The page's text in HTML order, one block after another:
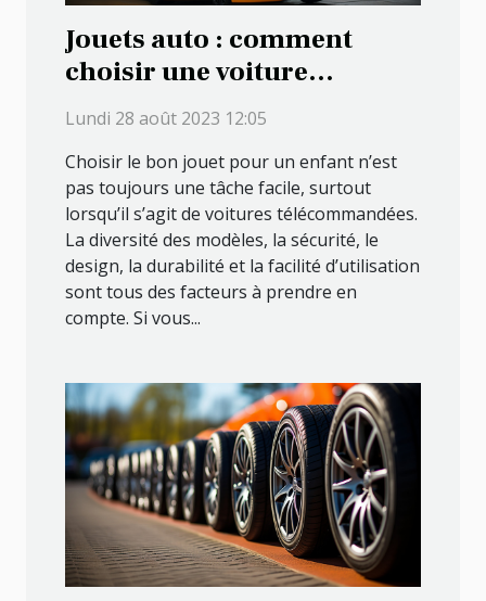
Jouets auto : comment
choisir une voiture
télécommandée pour votre
Lundi 28 août 2023 12:05
Choisir le bon jouet pour un enfant n’est
pas toujours une tâche facile, surtout
lorsqu’il s’agit de voitures télécommandées.
La diversité des modèles, la sécurité, le
design, la durabilité et la facilité d’utilisation
sont tous des facteurs à prendre en
compte. Si vous...